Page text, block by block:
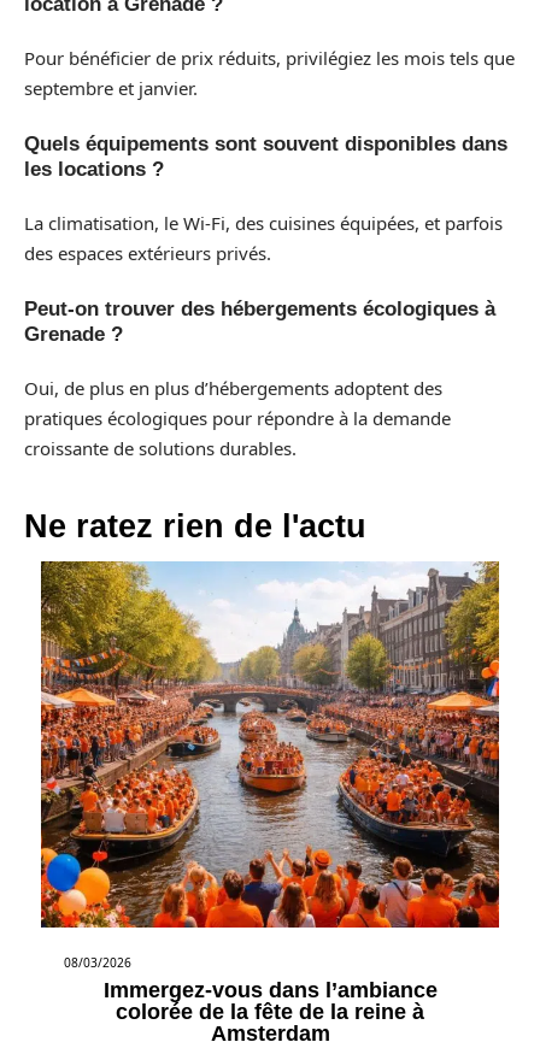
Pour bénéficier de prix réduits, privilégiez les mois tels que
septembre et janvier.
Quels équipements sont souvent disponibles dans
les locations ?
La climatisation, le Wi-Fi, des cuisines équipées, et parfois
des espaces extérieurs privés.
Peut-on trouver des hébergements écologiques à
Grenade ?
Oui, de plus en plus d’hébergements adoptent des
pratiques écologiques pour répondre à la demande
croissante de solutions durables.
Ne ratez rien de l'actu
08/03/2026
Immergez-vous dans l’ambiance
colorée de la fête de la reine à
Amsterdam